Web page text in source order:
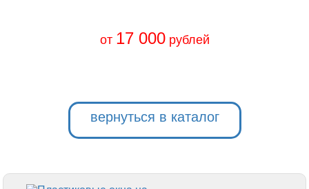
от 17 000рублей
вернуться в каталог